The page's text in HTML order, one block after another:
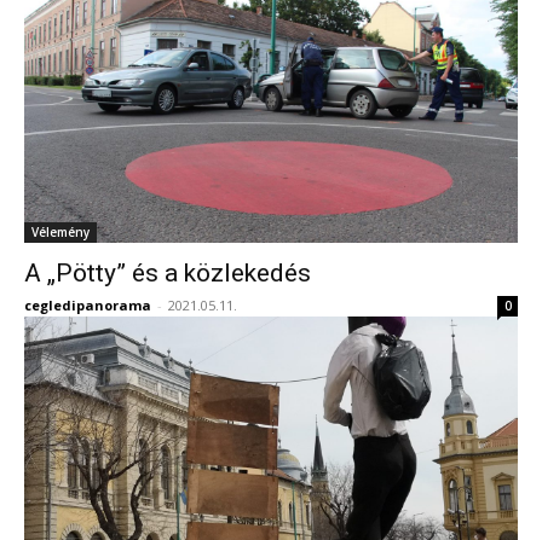
Vélemény
A „Pötty” és a közlekedés
cegledipanorama - 2021.05.11. 0